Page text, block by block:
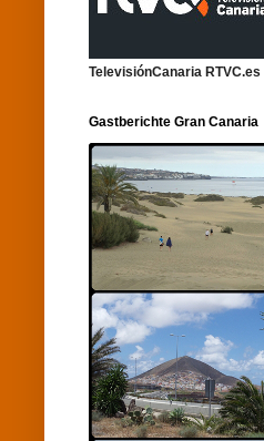
TelevisiónCanaria RTVC.es
Gastberichte Gran Canaria